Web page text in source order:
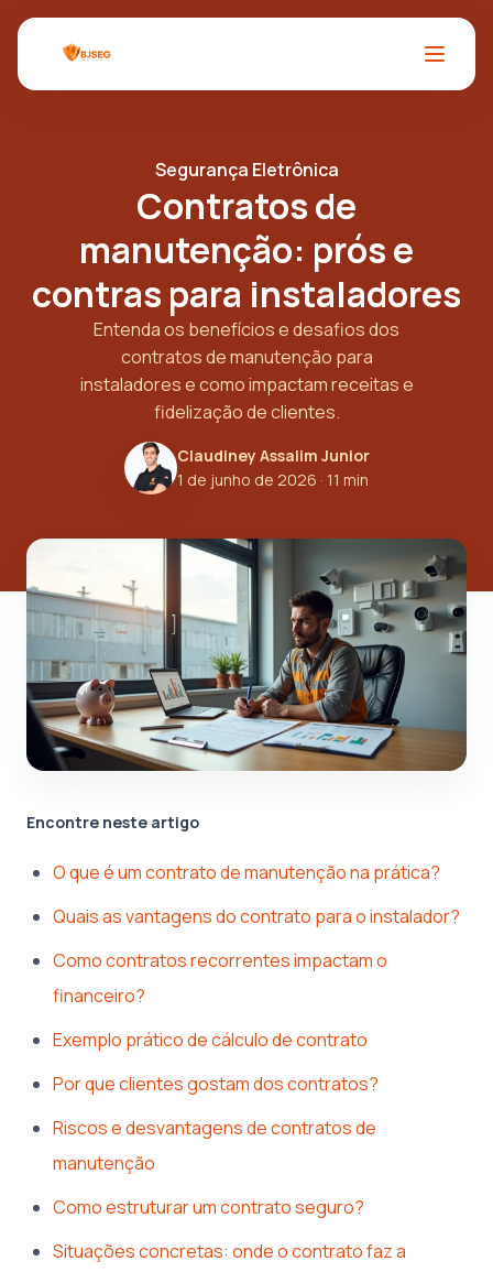
Segurança Eletrônica
Contratos de
manutenção: prós e
contras para instaladores
Entenda os benefícios e desafios dos
contratos de manutenção para
instaladores e como impactam receitas e
fidelização de clientes.
Claudiney Assalim Junior
1 de junho de 2026 · 11 min
Encontre neste artigo
O que é um contrato de manutenção na prática?
Quais as vantagens do contrato para o instalador?
Como contratos recorrentes impactam o
financeiro?
Exemplo prático de cálculo de contrato
Por que clientes gostam dos contratos?
Riscos e desvantagens de contratos de
manutenção
Como estruturar um contrato seguro?
Situações concretas: onde o contrato faz a